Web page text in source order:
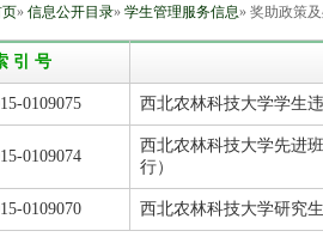
» 信息公开目录» 学生管理服务信息» 奖助政策
引 号
0109075 西北农林科技大学学生
0109074
西北农林科技大学先进
行）
0109070 西北农林科技大学研究